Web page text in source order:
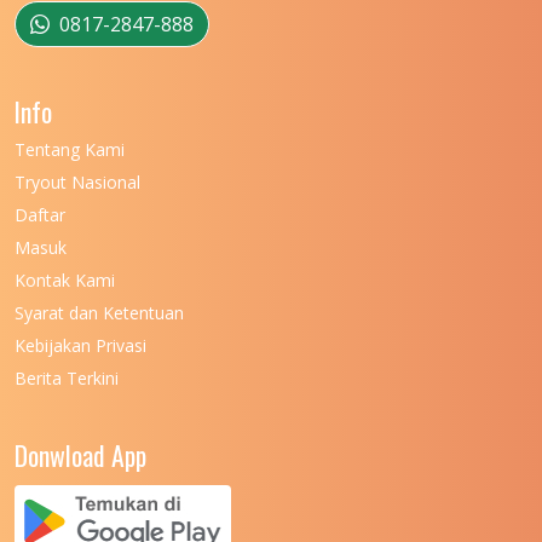
UNIVERSITAS MUSAMUS
UNIVERSITAS NEGERI KHAIRUN
UNIVERSITAS NEGERI MEDAN
UNIVERSITAS NEGERI PADANG
UNIVERSITAS NUSA CENDANA
UNIVERSITAS PADJADJARAN
0817-2847-888
Info
Tentang Kami
Tryout Nasional
Daftar
Masuk
Kontak Kami
Syarat dan Ketentuan
Kebijakan Privasi
Berita Terkini
Donwload App